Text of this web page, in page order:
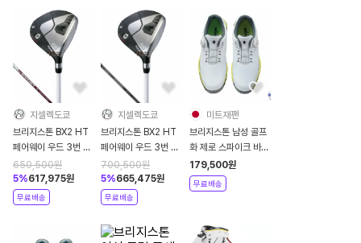
지셀렉도쿄
브리지스톤 BX2 HT
페어웨이 우드 3번 스
피더 NX 골드 50
2025년
650,500원
5%617,975원
무료배송
지셀렉도쿄
브리지스톤 BX2 HT
페어웨이 우드 3번 텐
세이 프로 블랙 1K 코
어 50 2025년
700,500원
5%665,475원
무료배송
미트재팬
브리지스톤 남성 골프
화 제로 스파이크 바이
터 라이트 화이트
SH2505
179,500원
무료배송